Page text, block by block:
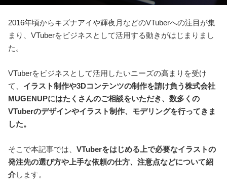
2016年頃からキズナアイや輝夜月などのVTuberへの注目が集
まり、VTuberをビジネスとして活用する動きがはじまりまし
た。
VTuberをビジネスとして活用したいニーズの高まりを受け
て、 イラスト制作や3Dコンテンツの制作を請け負う株式会社
MUGENUPにはたくさんのご相談をいただき、数多くの
VTuberのデザインやイラスト制作、モデリングを行ってきま
した。
そこで本記事では、 VTuberをはじめる上で必要なイラストの
発注先の選び方や上手な依頼の仕方、注意点などについて紹
介します。